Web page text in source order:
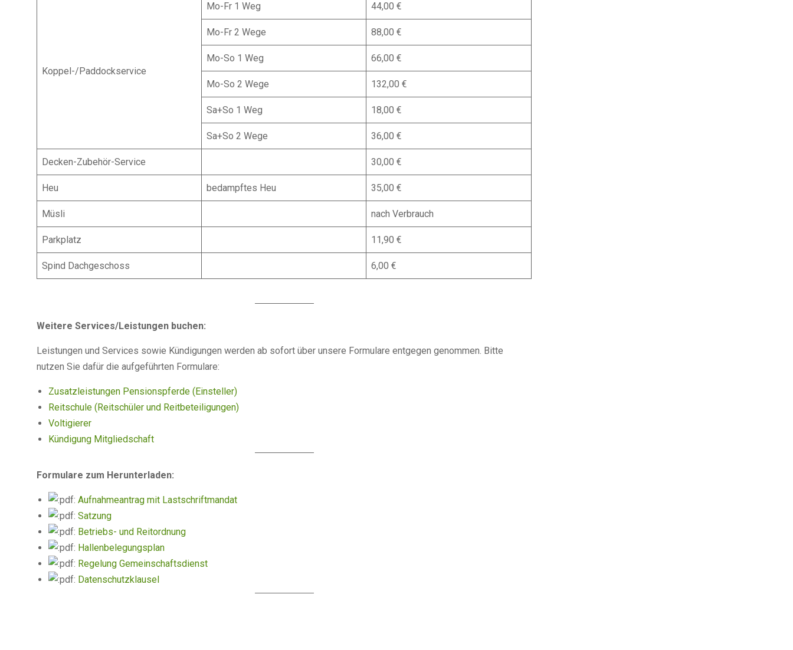
Koppel-/Paddockservice
Mo-Fr 1 Weg 44,00 €
Mo-Fr 2 Wege 88,00 €
Mo-So 1 Weg 66,00 €
Mo-So 2 Wege 132,00 €
Sa+So 1 Weg 18,00 €
Sa+So 2 Wege 36,00 €
Decken-Zubehör-Service 30,00 €
Heu bedampftes Heu 35,00 €
Müsli nach Verbrauch
Parkplatz 11,90 €
Spind Dachgeschoss 6,00 €
Weitere Services/Leistungen buchen:
Leistungen und Services sowie Kündigungen werden ab sofort über unsere Formulare entgegen genommen. Bitte
nutzen Sie dafür die aufgeführten Formulare:
Zusatzleistungen Pensionspferde (Einsteller)
Reitschule (Reitschüler und Reitbeteiligungen)
Voltigierer
Kündigung Mitgliedschaft
Formulare zum Herunterladen:
Aufnahmeantrag mit Lastschriftmandat
Satzung
Betriebs- und Reitordnung
Hallenbelegungsplan
Regelung Gemeinschaftsdienst
Datenschutzklausel